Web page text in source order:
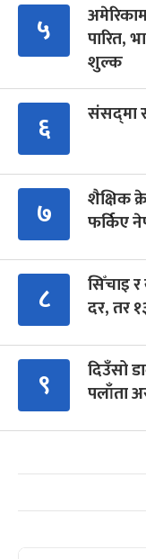
५
पारित,
शुल्क
६ संसद्‍मा
७
शैक्षिक
फर्किए
८
सिँचाइ
दर, तर
९
दिउँसो
पलाँता